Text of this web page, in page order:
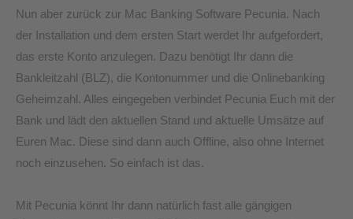
Nun aber zurück zur Mac Banking Software Pecunia. Nach
der Installation und dem ersten Start werdet Ihr aufgefordert,
das erste Konto anzulegen. Dazu benötigt Ihr dann die
Bankleitzahl (BLZ), die Kontonummer und die Onlinebanking
Geheimzahl. Alles eingegeben verbindet Pecunia Euch mit der
Bank und lädt den aktuellen Stand und aktuelle Umsätze auf
Euren Mac. Diese sind dann auch Offline, also ohne Internet
noch einzusehen. So einfach ist das.
Mit Pecunia könnt Ihr dann natürlich fast alle gängigen